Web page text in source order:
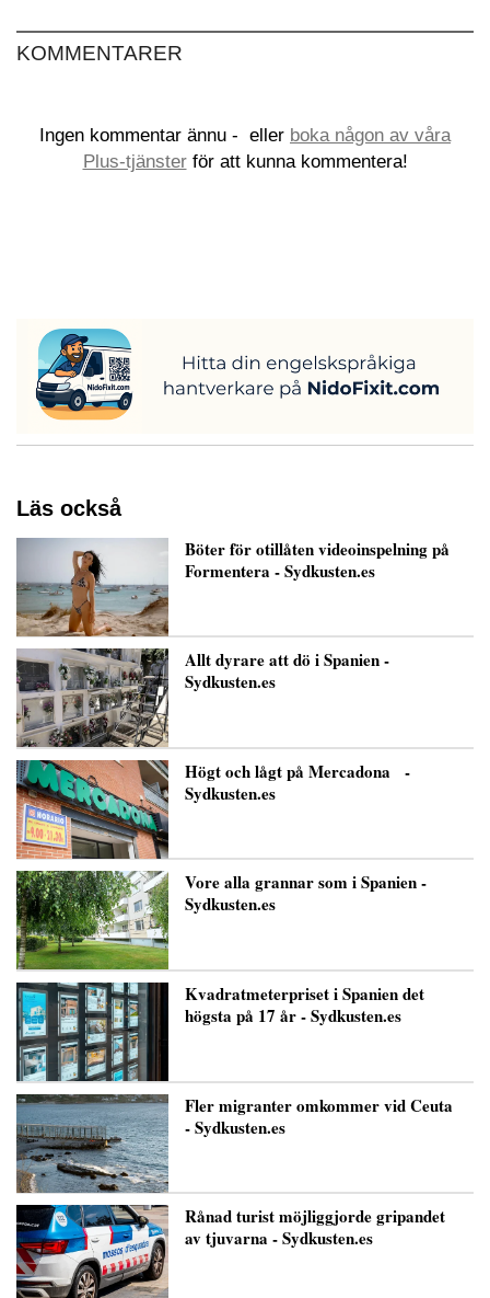
KOMMENTARER
Ingen kommentar ännu - eller boka någon av våra
Plus-tjänsterför att kunna kommentera!